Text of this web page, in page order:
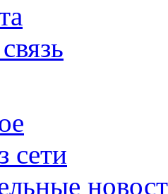
сети